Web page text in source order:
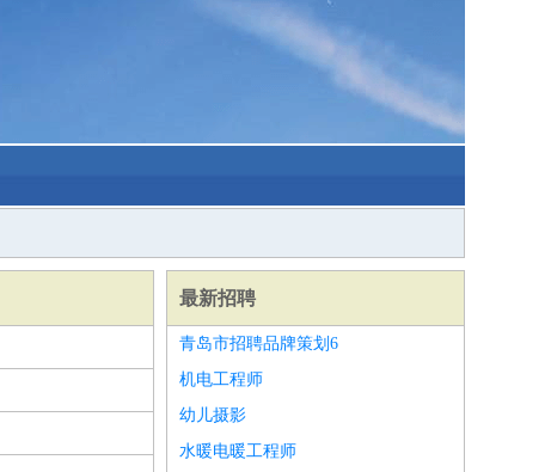
最新招聘
青岛市招聘品牌策划6
机电工程师
幼儿摄影
水暖电暖工程师